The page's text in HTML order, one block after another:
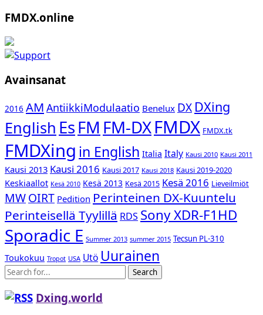
Sidebar
FMDX.online
Avainsanat
2016 AM AntiikkiModulaatio Benelux DX DXing
English EsFM FM-DXFMDX FMDX.tk
FMDXing in English Italia Italy Kausi 2010 Kausi 2011
Kausi 2013 Kausi 2016 Kausi 2017 Kausi 2018 Kausi 2019-2020
Keskiaallot Kesä 2010 Kesä 2013 Kesä 2015 Kesä 2016 Lieveilmiöt
MWOIRT Pedition Perinteinen DX-Kuuntelu
Perinteisellä Tyylillä RDS Sony XDR-F1HD
Sporadic E Summer 2013 summer 2015 Tecsun PL-310
Toukokuu Tropot USA Utö Uurainen
Search
Dxing.world